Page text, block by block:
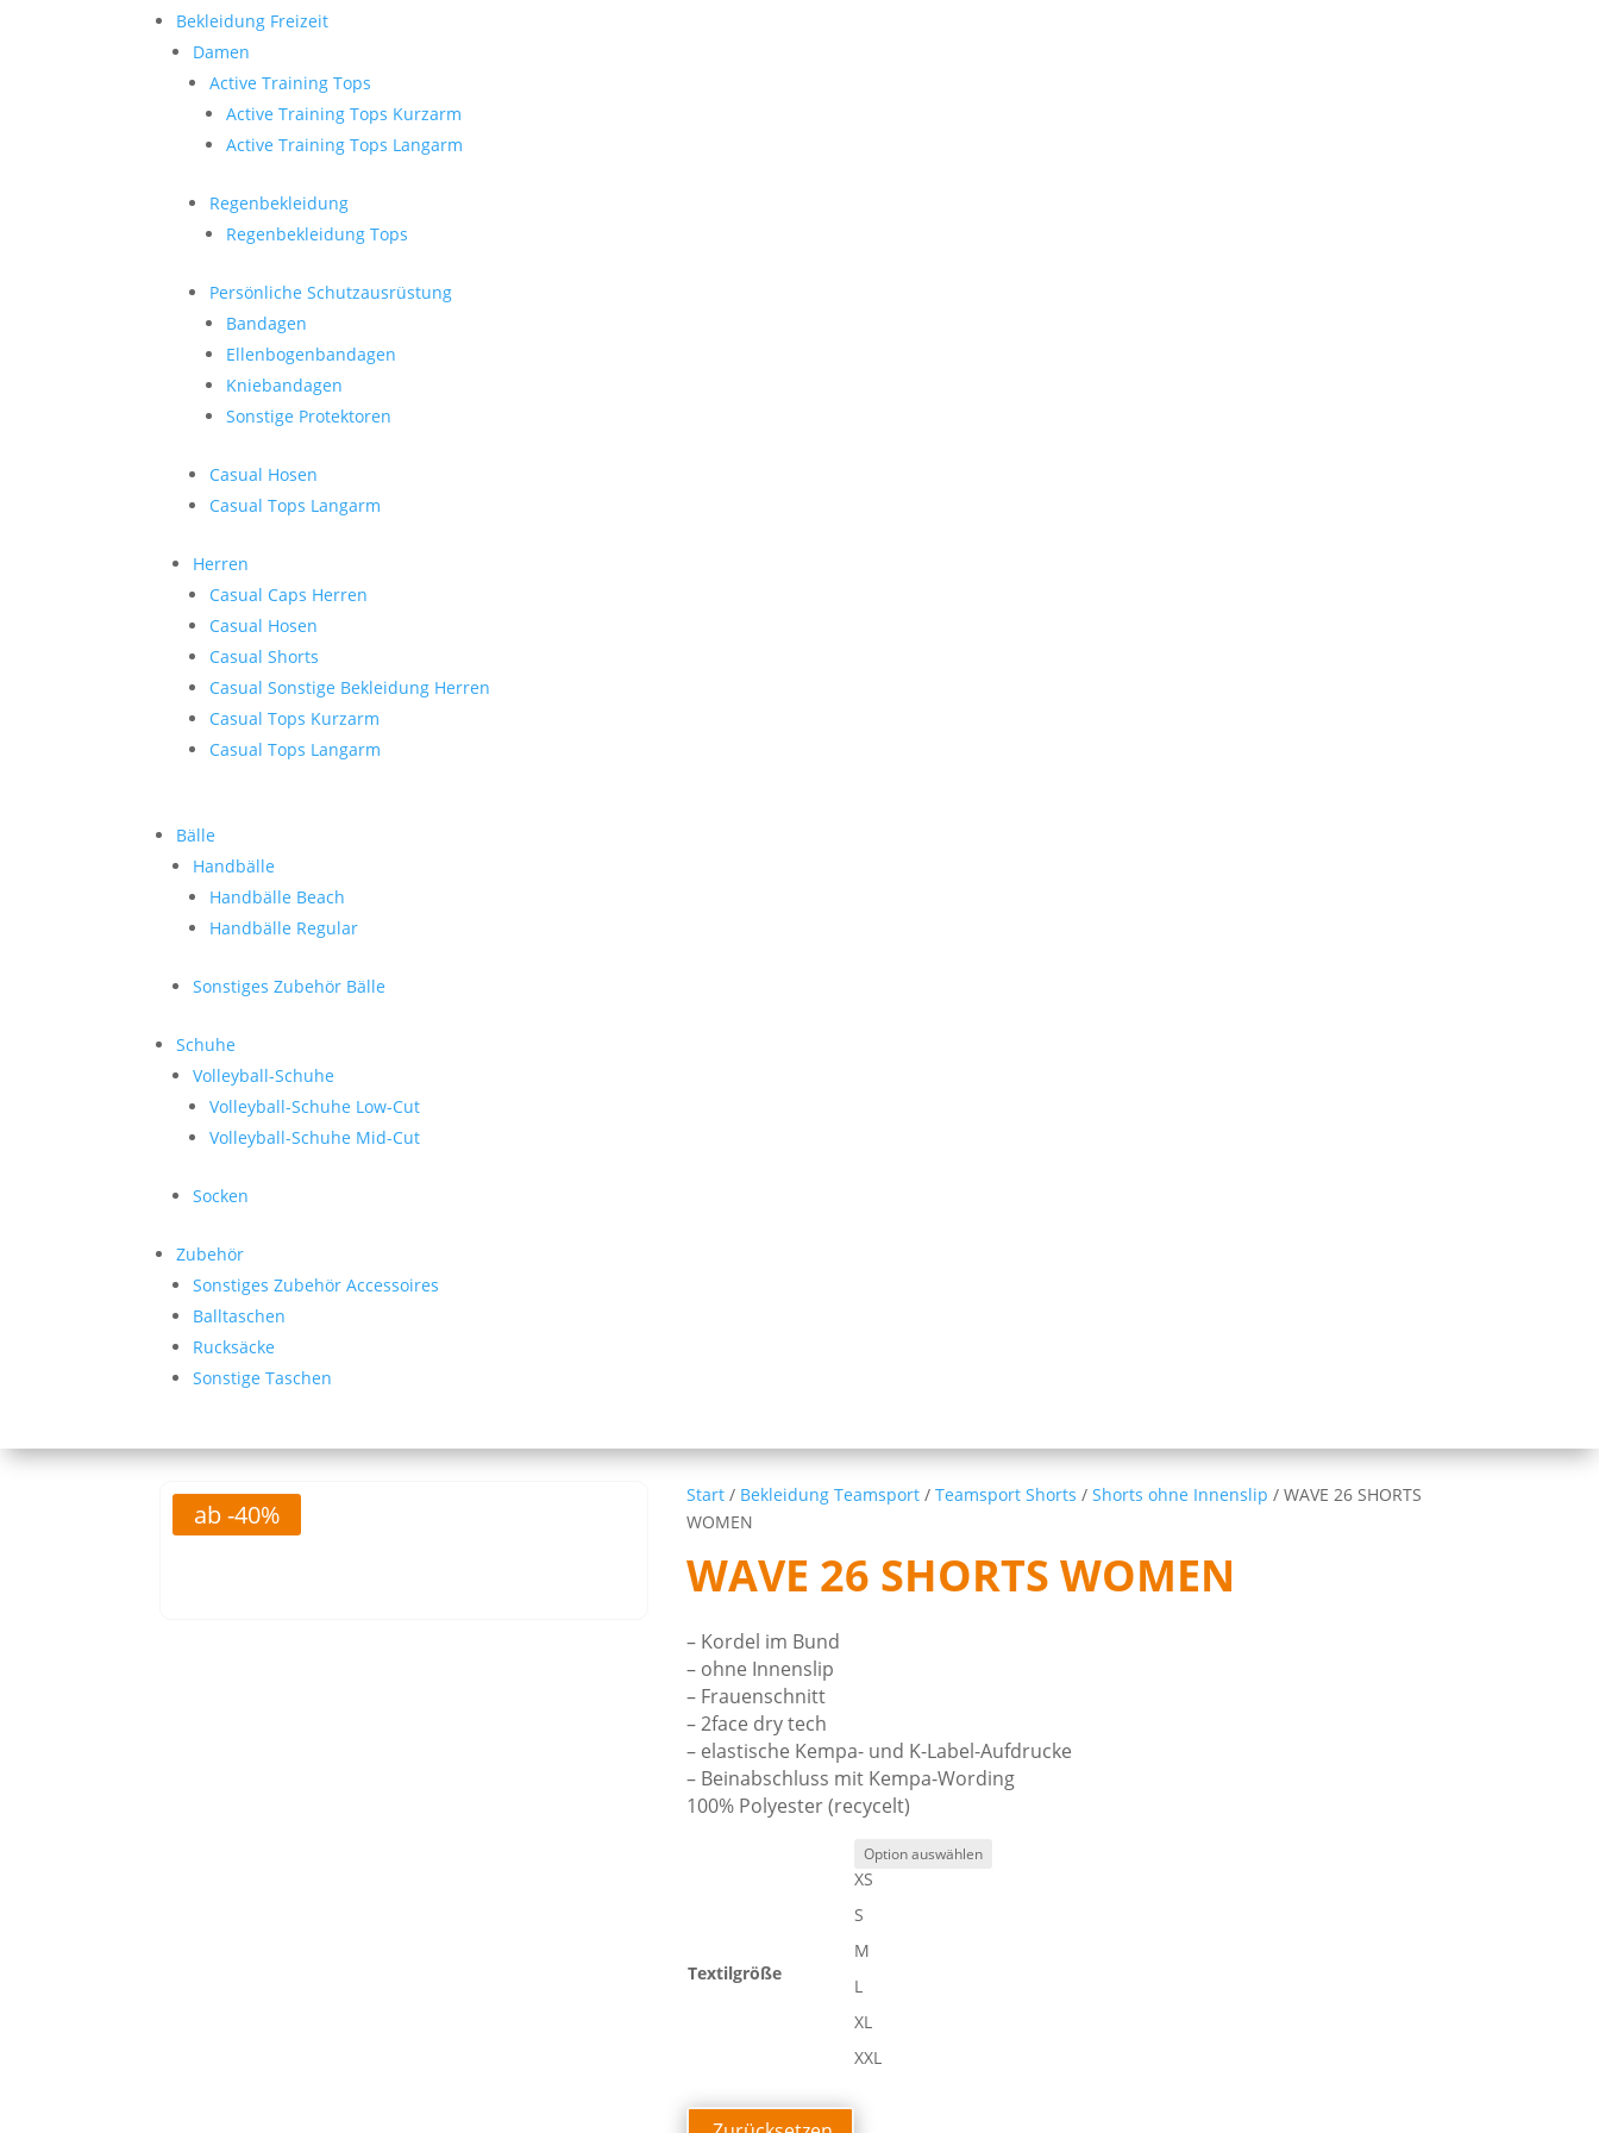
Bekleidung Freizeit
Damen
Active Training Tops
Active Training Tops Kurzarm
Active Training Tops Langarm
Regenbekleidung
Regenbekleidung Tops
Persönliche Schutzausrüstung
Bandagen
Ellenbogenbandagen
Kniebandagen
Sonstige Protektoren
Casual Hosen
Casual Tops Langarm
Herren
Casual Caps Herren
Casual Hosen
Casual Shorts
Casual Sonstige Bekleidung Herren
Casual Tops Kurzarm
Casual Tops Langarm
Bälle
Handbälle
Handbälle Beach
Handbälle Regular
Sonstiges Zubehör Bälle
Schuhe
Volleyball-Schuhe
Volleyball-Schuhe Low-Cut
Volleyball-Schuhe Mid-Cut
Socken
Zubehör
Sonstiges Zubehör Accessoires
Balltaschen
Rucksäcke
Sonstige Taschen
ab -40%
Start / Bekleidung Teamsport /Teamsport Shorts /Shorts ohne Innenslip / WAVE 26 SHORTS
WOMEN
WAVE 26 SHORTS WOMEN
– Kordel im Bund
– ohne Innenslip
– Frauenschnitt
– 2face dry tech
– elastische Kempa- und K-Label-Aufdrucke
– Beinabschluss mit Kempa-Wording
100% Polyester (recycelt)
Textilgröße
XS
S
M
L
XL
XXL